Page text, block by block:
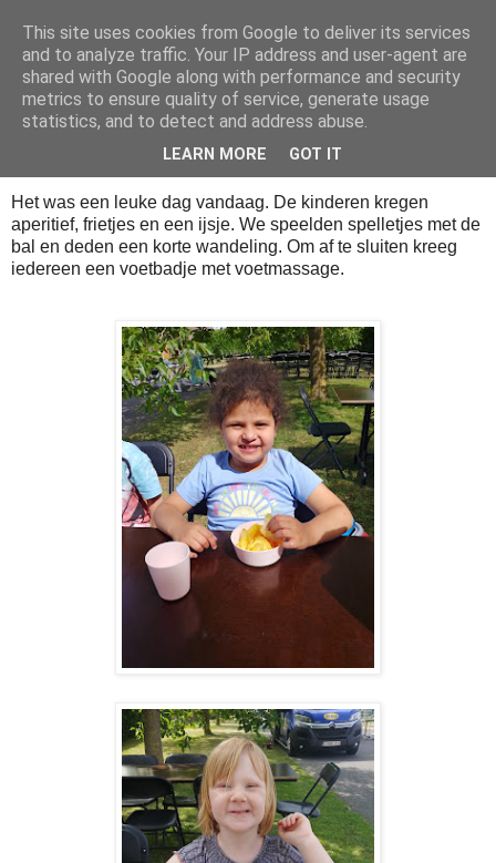
Klasblog van juf Charlotte
dinsdag 27 juni 2023
Snoepertjesdag!
Het was een leuke dag vandaag. De kinderen kregen
aperitief, frietjes en een ijsje. We speelden spelletjes met de
bal en deden een korte wandeling. Om af te sluiten kreeg
iedereen een voetbadje met voetmassage.
This site uses cookies from Google to deliver its services
and to analyze traffic. Your IP address and user-agent are
shared with Google along with performance and security
metrics to ensure quality of service, generate usage
statistics, and to detect and address abuse.
LEARN MORE GOT IT